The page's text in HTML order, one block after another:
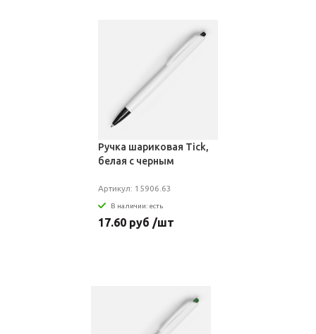
Ручка шариковая Tick,
белая с черным
Артикул: 15906.63
В наличии: есть
17.60 руб /шт